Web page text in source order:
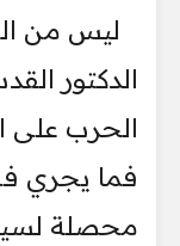
ليس من
الدكتور
الحرب على
فما يجري
محصلة